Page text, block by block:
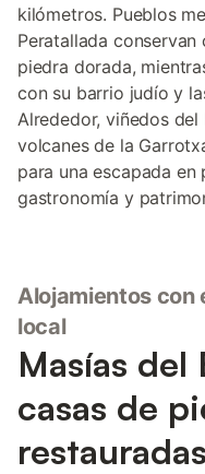
kilómetros. Pueblos
Peratallada
piedra dorada,
con su barrio judío y
Alrededor, viñedos
volcanes de la
para una escapada en
gastronomía y
Alojamientos con
local
Masías del
casas de
restauradas